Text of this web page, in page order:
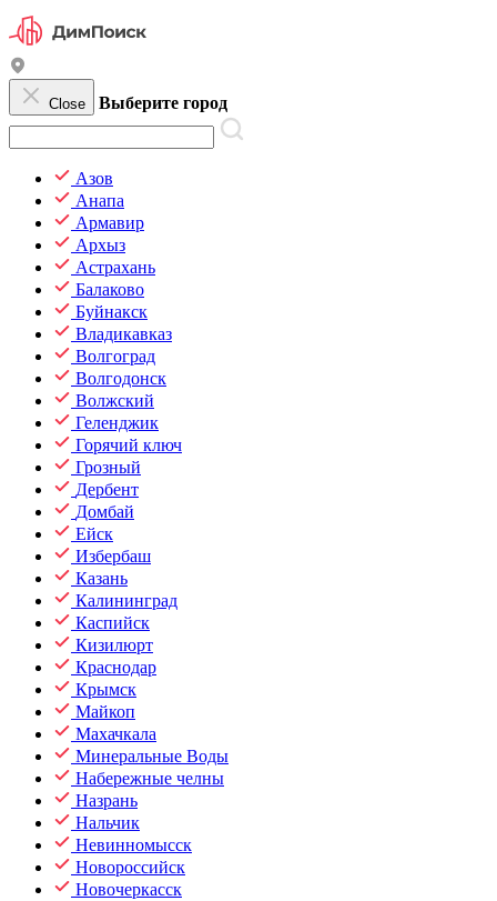
Close Выберите город
Азов
Анапа
Армавир
Архыз
Астрахань
Балаково
Буйнакск
Владикавказ
Волгоград
Волгодонск
Волжский
Геленджик
Горячий ключ
Грозный
Дербент
Домбай
Ейск
Избербаш
Казань
Калининград
Каспийск
Кизилюрт
Краснодар
Крымск
Майкоп
Махачкала
Минеральные Воды
Набережные челны
Назрань
Нальчик
Невинномысск
Новороссийск
Новочеркасск